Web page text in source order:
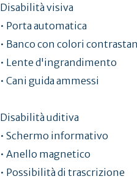
Disabilità visiva
• Porta automatica
• Banco con colori
• Lente d'ingrandimento
• Cani guida ammessi
Disabilità uditiva
• Schermo informativo
• Anello magnetico
• Possibilità di trascrizione